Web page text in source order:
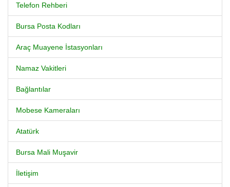
Telefon Rehberi
Bursa Posta Kodları
Araç Muayene İstasyonları
Namaz Vakitleri
Bağlantılar
Mobese Kameraları
Atatürk
Bursa Mali Muşavir
İletişim